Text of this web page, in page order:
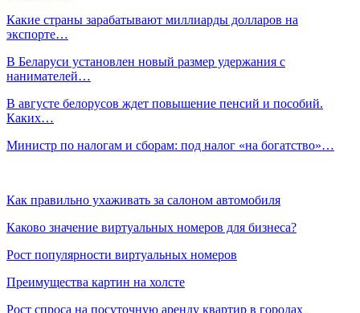
Какие страны зарабатывают миллиарды долларов на
экспорте…
В Беларуси установлен новый размер удержания с
нанимателей…
В августе белорусов ждет повышение пенсий и пособий.
Каких…
Министр по налогам и сборам: под налог «на богатство»…
Как правильно ухаживать за салоном автомобиля
Каково значение виртуальных номеров для бизнеса?
Рост популярности виртуальных номеров
Преимущества картин на холсте
Рост спроса на посуточную аренду квартир в городах